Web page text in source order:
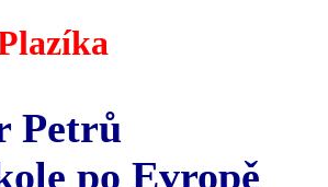
Petrů
po Evropě